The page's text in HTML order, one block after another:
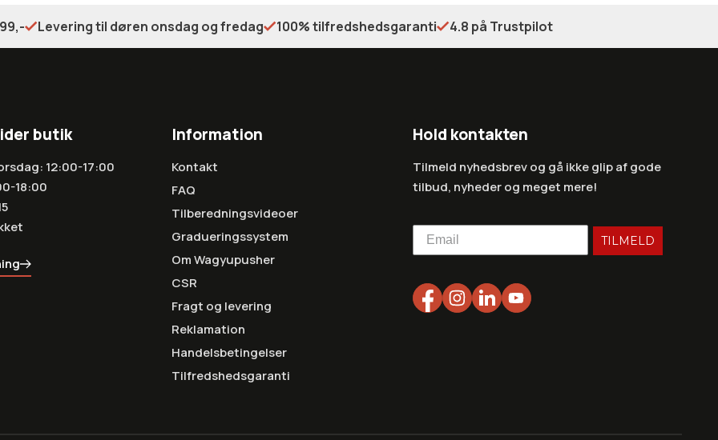
Levering til døren onsdag og fredag 100% tilfredshedsgaranti 4.8 på Trustpilot
butik
12:00-17:00
18:00
Information
Kontakt
FAQ
Tilberedningsvideoer
Gradueringssystem
Om Wagyupusher
CSR
Fragt og levering
Reklamation
Handelsbetingelser
Tilfredshedsgaranti
Hold kontakten
Tilmeld nyhedsbrev og gå ikke glip af gode
tilbud, nyheder og meget mere!
TILMELD